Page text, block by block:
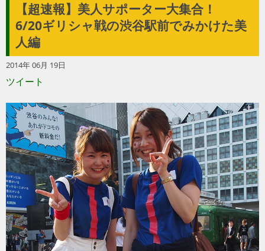
ホーム
ファション
グルメ
トラベル
サッカー
PEOPLE
ビジネス
【超速報】美人サポーター大集合！
6/20ギリシャ戦の渋谷駅前でみかけた美
人編
2014年 06月 19日
ツイート